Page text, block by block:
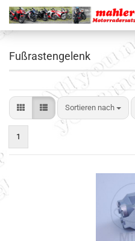
Fußrastengelenk
Sortieren nach
1